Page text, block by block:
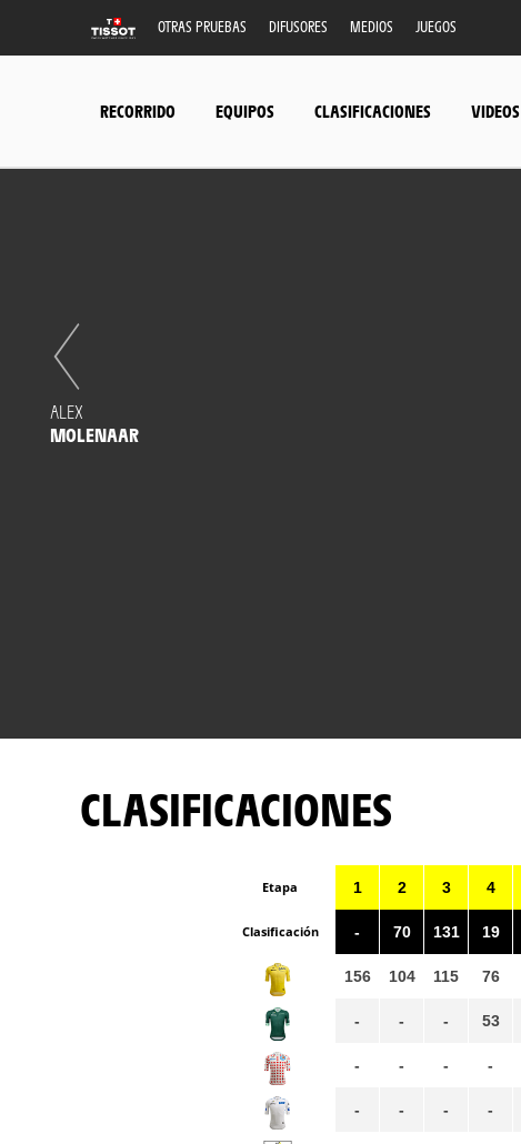
OTRAS PRUEBAS DIFUSORES MEDIOS JUEGOS
RECORRIDO EQUIPOS CLASIFICACIONES VIDEOS
ALEX
MOLENAAR
CLASIFICACIONES
Etapa
Clasificación
1
-
156
-
-
-
2
70
104
-
-
-
3
131
115
-
-
-
4
19
76
53
-
-